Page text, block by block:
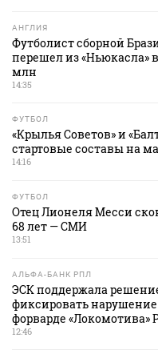
АНГЛИЯ
Футболист сборной
перешел из «Ньюкасла» в
млн
14:35
ФУТБОЛ
«Крылья Советов» и
стартовые составы на
14:16
ФУТБОЛ
Отец Лионеля Месси
68 лет — СМИ
13:51
АЛЬФА-БАНК РПЛ
ЭСК поддержала
фиксировать
форварде «Локомотива»
12:46